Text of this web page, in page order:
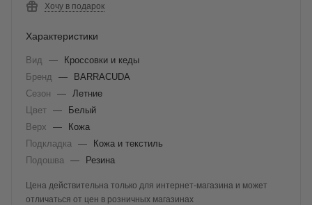
Хочу в подарок
Характеристики
Вид —
Кроссовки и кеды
Бренд
—
BARRACUDA
Сезон
—
Летние
Цвет —
Белый
Верх
—
Кожа
Подкладка
—
Кожа и текстиль
Подошва
— Резина
Цена действительна только для интернет-магазина и может
отличаться от цен в розничных магазинах